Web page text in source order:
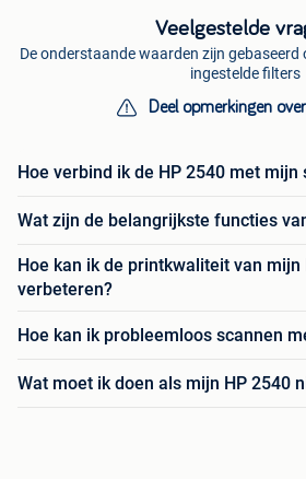
Veelgestelde
De onderstaande waarden zijn gebaseerd
ingestelde filters
Deel opmerkingen
Hoe verbind ik de HP 2540 met mijn
Wat zijn de belangrijkste functies
Hoe kan ik de printkwaliteit van mijn
verbeteren?
Hoe kan ik probleemloos scannen
Wat moet ik doen als mijn HP 2540